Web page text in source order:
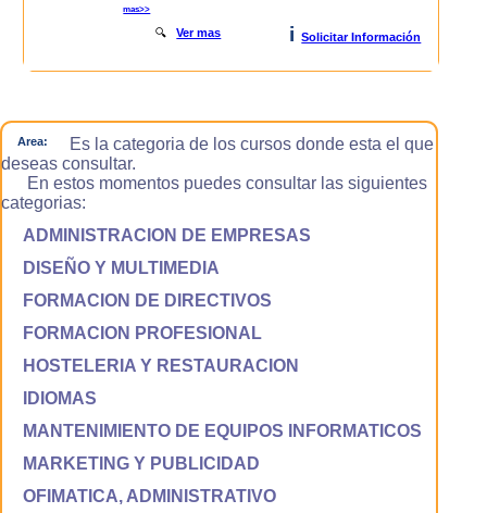
mas>>
🔍Ver mas i Solicitar Información
Area:
Es la categoria de los cursos donde esta el que
deseas consultar.
En estos momentos puedes consultar las siguientes
categorias:
ADMINISTRACION DE EMPRESAS
DISEÑO Y MULTIMEDIA
FORMACION DE DIRECTIVOS
FORMACION PROFESIONAL
HOSTELERIA Y RESTAURACION
IDIOMAS
MANTENIMIENTO DE EQUIPOS INFORMATICOS
MARKETING Y PUBLICIDAD
OFIMATICA, ADMINISTRATIVO